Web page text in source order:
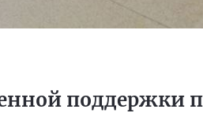
поддержки